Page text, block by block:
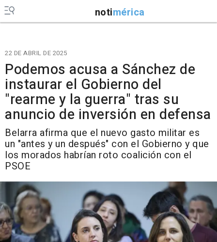
notimérica
22 DE ABRIL DE 2025
Podemos acusa a Sánchez de
instaurar el Gobierno del
"rearme y la guerra" tras su
anuncio de inversión en defensa
Belarra afirma que el nuevo gasto militar es
un "antes y un después" con el Gobierno y que
los morados habrían roto coalición con el
PSOE